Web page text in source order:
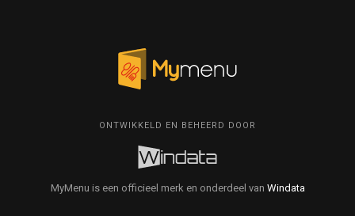
ONTWIKKELD EN BEHEERD DOOR
MyMenu is een officieel merk en onderdeel van Windata